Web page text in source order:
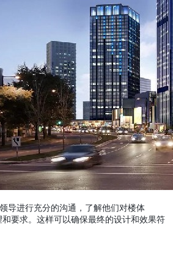
领导进行充分的沟通，了解他们对楼体
求。这样可以确保最终的设计和效果符